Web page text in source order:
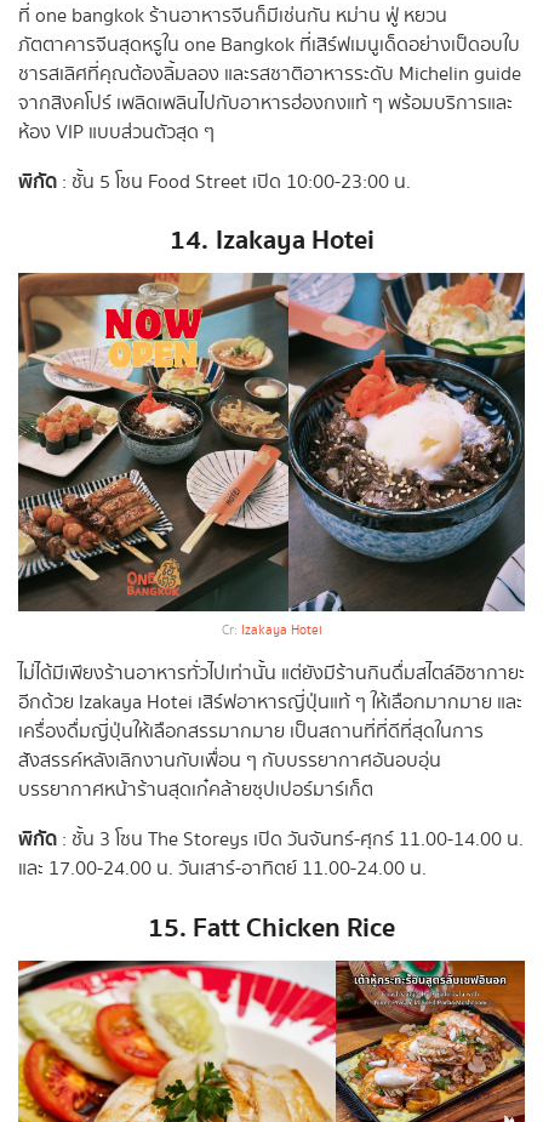
ที่ one bangkok ร้านอาหารจีนก็มีเช่นกัน หม่าน ฟู่ หยวน
ภัตตาคารจีนสุดหรูใน one Bangkok ที่เสิร์ฟเมนูเด็ดอย่างเป็ดอบใบ
ชารสเลิศที่คุณต้องลิ้มลอง และรสชาติอาหารระดับ Michelin guide
จากสิงคโปร์ เพลิดเพลินไปกับอาหารฮ่องกงแท้ ๆ พร้อมบริการและ
ห้อง VIP แบบส่วนตัวสุด ๆ
พิกัด : ชั้น 5 โซน Food Street เปิด 10:00-23:00 น.
14. Izakaya Hotei
Cr: Izakaya Hotei
ไม่ได้มีเพียงร้านอาหารทั่วไปเท่านั้น แต่ยังมีร้านกินดื่มสไตล์อิซากายะ
อีกด้วย Izakaya Hotei เสิร์ฟอาหารญี่ปุ่นแท้ ๆ ให้เลือกมากมาย และ
เครื่องดื่มญี่ปุ่นให้เลือกสรรมากมาย เป็นสถานที่ที่ดีที่สุดในการ
สังสรรค์หลังเลิกงานกับเพื่อน ๆ กับบรรยากาศอันอบอุ่น
บรรยากาศหน้าร้านสุดเก๋คล้ายซุปเปอร์มาร์เก็ต
พิกัด : ชั้น 3 โซน The Storeys เปิด วันจันทร์-ศุกร์ 11.00-14.00 น.
และ 17.00-24.00 น. วันเสาร์-อาทิตย์ 11.00-24.00 น.
15. Fatt Chicken Rice